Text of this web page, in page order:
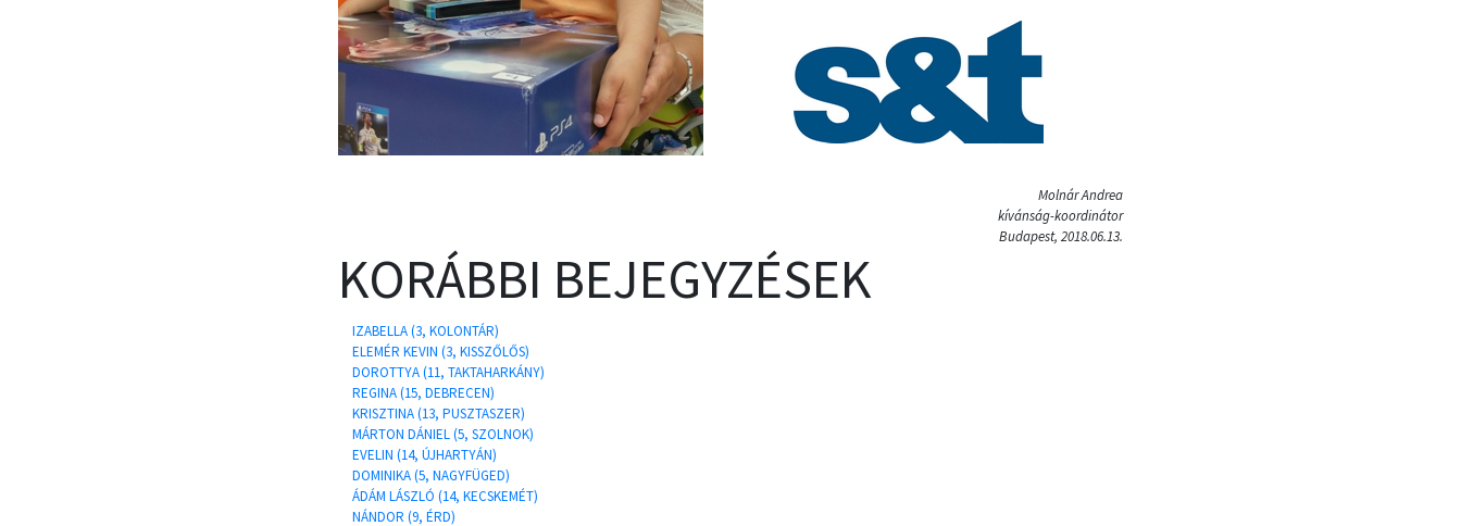
Molnár Andrea
kívánság-koordinátor
Budapest, 2018.06.13.
KORÁBBI BEJEGYZÉSEK
IZABELLA (3, KOLONTÁR)
ELEMÉR KEVIN (3, KISSZŐLŐS)
DOROTTYA (11, TAKTAHARKÁNY)
REGINA (15, DEBRECEN)
KRISZTINA (13, PUSZTASZER)
MÁRTON DÁNIEL (5, SZOLNOK)
EVELIN (14, ÚJHARTYÁN)
DOMINIKA (5, NAGYFÜGED)
ÁDÁM LÁSZLÓ (14, KECSKEMÉT)
NÁNDOR (9, ÉRD)